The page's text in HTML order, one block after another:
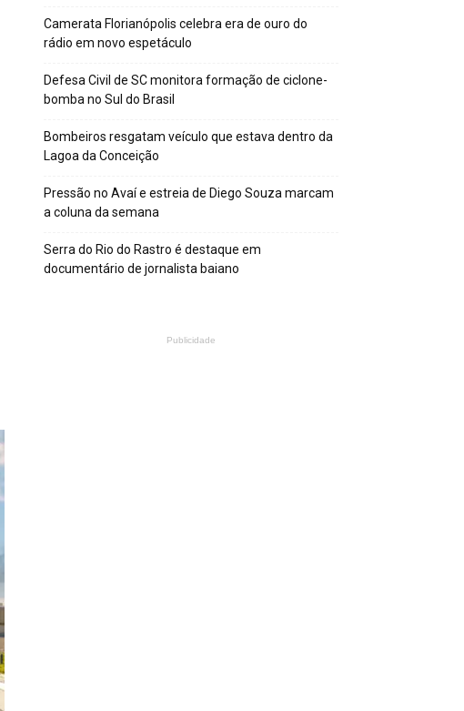
Camerata Florianópolis celebra era de ouro do
rádio em novo espetáculo
Defesa Civil de SC monitora formação de ciclone-
bomba no Sul do Brasil
Bombeiros resgatam veículo que estava dentro da
Lagoa da Conceição
Pressão no Avaí e estreia de Diego Souza marcam
a coluna da semana
Serra do Rio do Rastro é destaque em
documentário de jornalista baiano
Publicidade